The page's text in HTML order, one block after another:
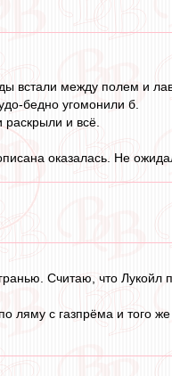
встали между полем и
бедно угомонили б.
раскрыли и всё.
оказалась. Не
Считаю, что Лукойл
ляму с газпрёма и того